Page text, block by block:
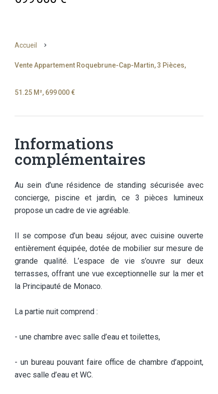
Accueil
Vente Appartement Roquebrune-Cap-Martin, 3 Pièces,
51.25 M², 699 000 €
Informations
complémentaires
Au sein d’une résidence de standing sécurisée avec
concierge, piscine et jardin, ce 3 pièces lumineux
propose un cadre de vie agréable.
Il se compose d’un beau séjour, avec cuisine ouverte
entièrement équipée, dotée de mobilier sur mesure de
grande qualité. L’espace de vie s’ouvre sur deux
terrasses, offrant une vue exceptionnelle sur la mer et
la Principauté de Monaco.
La partie nuit comprend :
- une chambre avec salle d’eau et toilettes,
- un bureau pouvant faire office de chambre d’appoint,
avec salle d’eau et WC.